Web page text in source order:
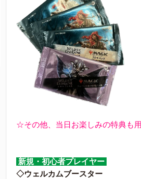
☆その他、当日お楽しみの特典も
新規・初心者プレイヤー
◇ウェルカムブースター